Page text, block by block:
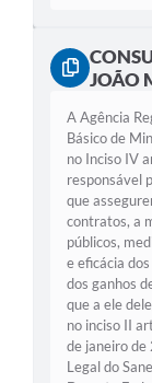
JOÃO
A Agência
Básico de
no Inciso IV
responsável
que
contratos, a
públicos,
e eficácia
dos ganhos
que a ele
no inciso II
de janeiro
Legal do